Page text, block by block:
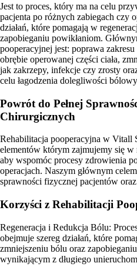
Jest to proces, który ma na celu
pacjenta po różnych zabiegach czy
działań, które pomagają w
zapobieganiu powikłaniom.
pooperacyjnej jest: poprawa
obrębie operowanej części ciała,
jak zakrzepy, infekcje czy zrosty
celu łagodzenia dolegliwości
Powrót do Pełnej
Chirurgicznych
Rehabilitacja pooperacyjna w Vitall
elementów którym zajmujemy się
aby wspomóc procesy zdrowienia
operacjach. Naszym głównym
sprawności fizycznej pacjentów
Korzyści z Rehabilitacji
Regeneracja i Redukcja Bólu:
obejmuje szereg działań, które
zmniejszeniu bólu oraz
wynikającym z długiego